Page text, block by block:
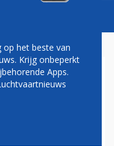
KLM
op het beste van
Krijg onbeperkt
Apps.